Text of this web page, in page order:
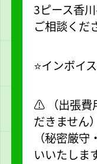
3ピース香
ご相談くだ
⭐️インボイ
⚠️ （出張費
だきません）
（秘密厳
いいたしま